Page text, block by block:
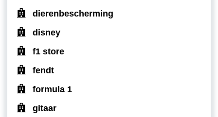
dierenbescherming
disney
f1 store
fendt
formula 1
gitaar